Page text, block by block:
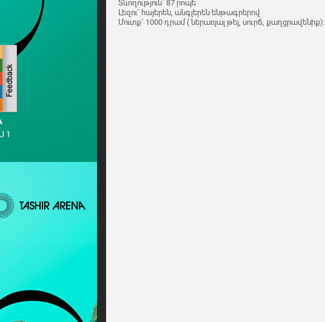
Տևողություն` 87 րոպե
Լեզու` հայերեն, անգլերեն ենթագրերով
Մուտք` 1000 դրամ ( ներառյալ թեյ, սուրճ, քաղցրավենիք):